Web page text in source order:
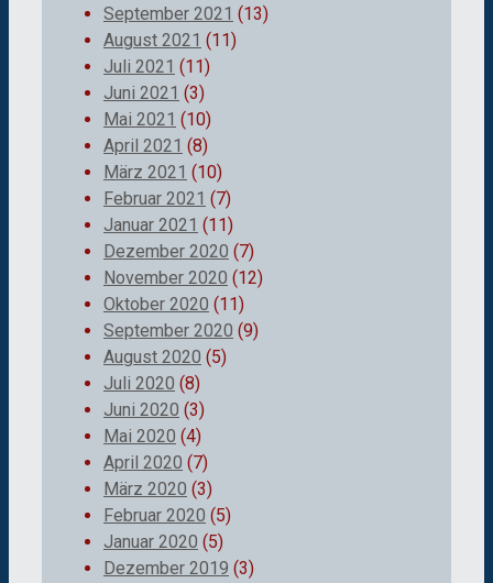
September 2021 (13)
August 2021 (11)
Juli 2021 (11)
Juni 2021 (3)
Mai 2021 (10)
April 2021 (8)
März 2021 (10)
Februar 2021 (7)
Januar 2021 (11)
Dezember 2020 (7)
November 2020 (12)
Oktober 2020 (11)
September 2020 (9)
August 2020 (5)
Juli 2020 (8)
Juni 2020 (3)
Mai 2020 (4)
April 2020 (7)
März 2020 (3)
Februar 2020 (5)
Januar 2020 (5)
Dezember 2019 (3)